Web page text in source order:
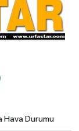
Hava Durumu